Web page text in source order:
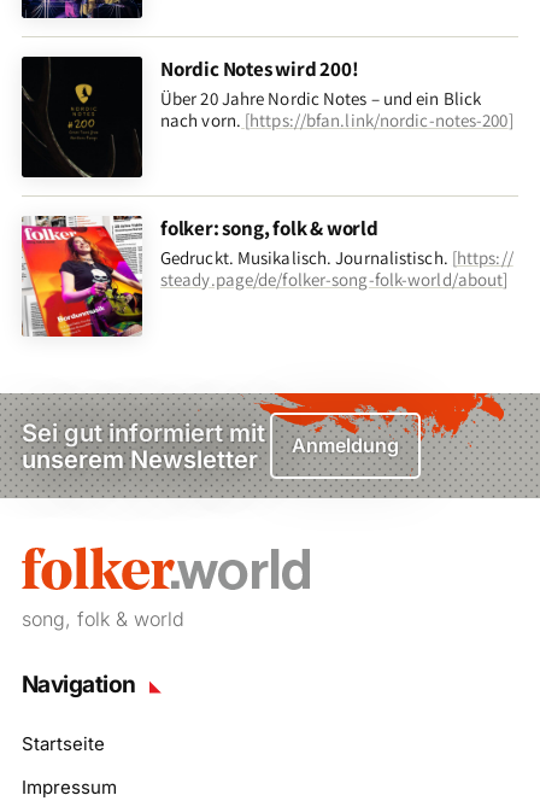
Nordic Notes wird 200!
Über 20 Jahre Nordic Notes – und ein Blick
nach vorn. [https://bfan.link/nordic-notes-200]
folker: song, folk & world
Gedruckt. Musikalisch. Journalistisch. [https://
steady.page/de/folker-song-folk-world/about]
Sei gut informiert mit
unserem Newsletter
Anmeldung
song, folk & world
Navigation
Startseite
Impressum